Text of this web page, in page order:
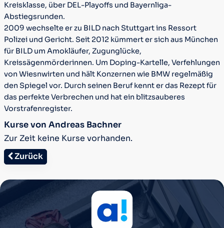
Kreisklasse, über DEL-Playoffs und Bayernliga-
Abstiegsrunden.
2009 wechselte er zu BILD nach Stuttgart ins Ressort
Polizei und Gericht. Seit 2012 kümmert er sich aus München
für BILD um Amokläufer, Zugunglücke,
Kreissägenmörderinnen. Um Doping-Kartelle, Verfehlungen
von Wiesnwirten und hält Konzernen wie BMW regelmäßig
den Spiegel vor. Durch seinen Beruf kennt er das Rezept für
das perfekte Verbrechen und hat ein blitzsauberes
Vorstrafenregister.
Kurse von Andreas Bachner
Zur Zeit keine Kurse vorhanden.
Zurück